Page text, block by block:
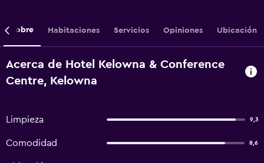
Sobre Habitaciones Servicios Opiniones Ubicación
Acerca de Hotel Kelowna & Conference
Centre, Kelowna
Limpieza 9,3
Comodidad 8,6